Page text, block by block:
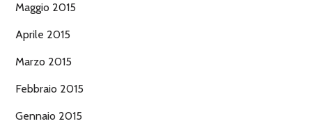
Maggio 2015
Aprile 2015
Marzo 2015
Febbraio 2015
Gennaio 2015